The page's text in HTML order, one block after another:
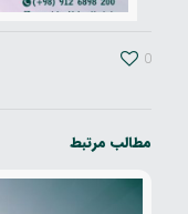
0
مطالب مرتبط